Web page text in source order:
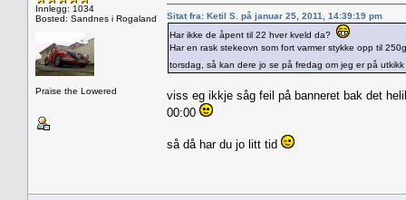
Innlegg: 1034
Bosted: Sandnes i Rogaland
Praise the Lowered
Sitat fra: Ketil S. på januar 25, 2011, 14:39:19 pm
Har ikke de åpent til 22 hver kveld da?
Har en rask stekeovn som fort varmer stykke opp til
torsdag, så kan dere jo se på fredag om jeg er på
viss eg ikkje såg feil på banneret bak det
00:00
så då har du jo litt tid